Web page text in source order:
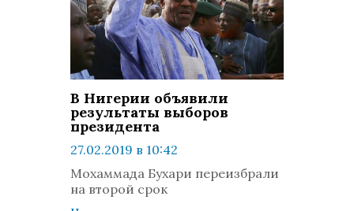
В Нигерии объявили
результаты выборов
президента
27.02.2019 в 10:42
просмотров: 1452
комментариев: 0
Мохаммада Бухари переизбрали
на второй срок